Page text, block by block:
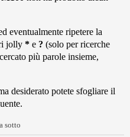
eventualmente ripetere la
jolly * e ? (solo per ricerche
più parole insieme,
desiderato potete sfogliare il
sotto